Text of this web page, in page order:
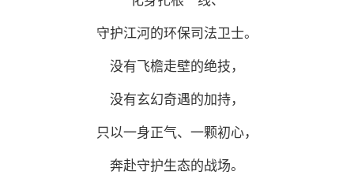
守护江河的环保司法卫士。
没有飞檐走壁的绝技，
没有玄幻奇遇的加持，
只以一身正气、一颗初心，
奔赴守护生态的战场。